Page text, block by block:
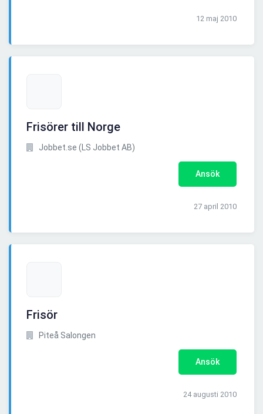
12 maj 2010
Frisörer till Norge
Jobbet.se (LS Jobbet AB)
Ansök
27 april 2010
Frisör
Piteå Salongen
Ansök
24 augusti 2010